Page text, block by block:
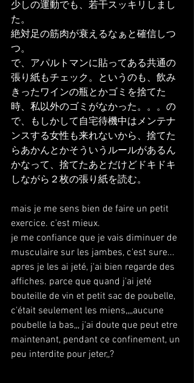
少しの運動でも、若干スッキリしまし
た。
絶対足の筋肉が衰えるなぁと確信しつ
つ。
で、アパルトマンに貼ってある共通の
張り紙もチェック。というのも、飲み
きったワインの瓶とかゴミを捨てた
時、私以外のゴミがなかった。。。の
で、もしかして自宅待機中はメンテナ
ンスする女性も来れないから、捨てた
らあかんとかそういうルールがあるん
かなって、捨てたあとだけどドキドキ
しながら２枚の張り紙を読む。
mais je me sens bien de faire un petit
exercice. c'est mieux.
je me confiance que je vais diminuer de
musculaire sur les jambes, c'est sure...
apres je les ai jeté, j'ai bien regarde des
affiches. parce que quand j'ai jeté
bouteille de vin et petit sac de poubelle,
c'était seulement les miens,,,,aucune
poubelle la bas,,, j'ai doute que peut etre
maintenant, pendant ce confinement, un
peu interdite pour jeter,,?